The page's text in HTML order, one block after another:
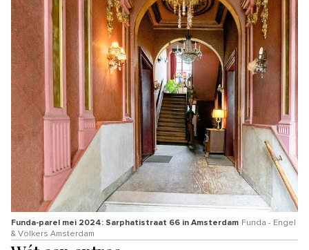
Funda-parel mei 2024: Sarphatistraat 66 in Amsterdam Funda - Engel
& Völkers Amsterdam